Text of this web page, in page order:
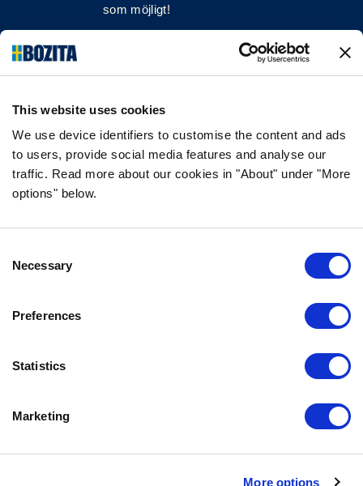
This website uses cookies
We use device identifiers to customise the content and ads
to users, provide social media features and analyse our
traffic. Read more about our cookies in "About" under "More
options" below.
Selection
Necessary
Preferences
Statistics
Marketing
More options
som möjligt!
Följ oss på sociala medier
INFORMATION
VANLIGA FRÅGOR & SVAR
OM FÖRETAGET
KUNDTJÄNST
INFO@BOZITA.SE
BOZITA
PARTNER IN PET FOOD NORDICS AB